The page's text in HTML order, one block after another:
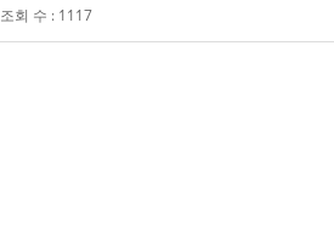
조회 수 : 1117